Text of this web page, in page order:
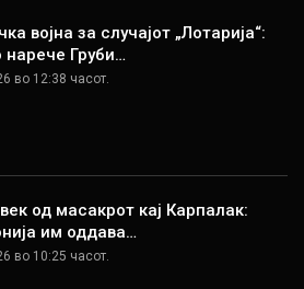
војна за случајот „Лотарија“:
нарече Груби…
во 12:38 часот.
од масакрот кај Карпалак:
им оддава…
во 10:25 часот.